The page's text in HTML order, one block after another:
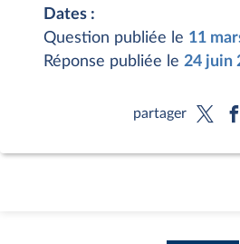
Dates :
Question publiée le 11
Réponse publiée le 24 juin
partager